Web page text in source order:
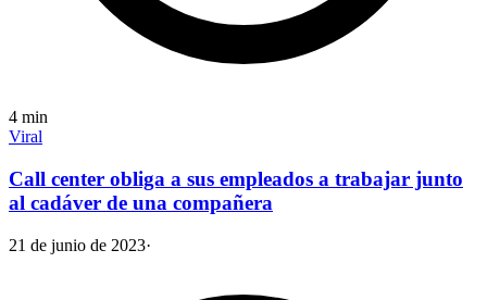
4 min
Viral
Call center obliga a sus empleados a trabajar junto
al cadáver de una compañera
21 de junio de 2023·